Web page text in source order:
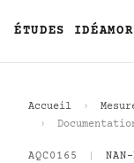
ÉTUDES
Accueil
AQC0165